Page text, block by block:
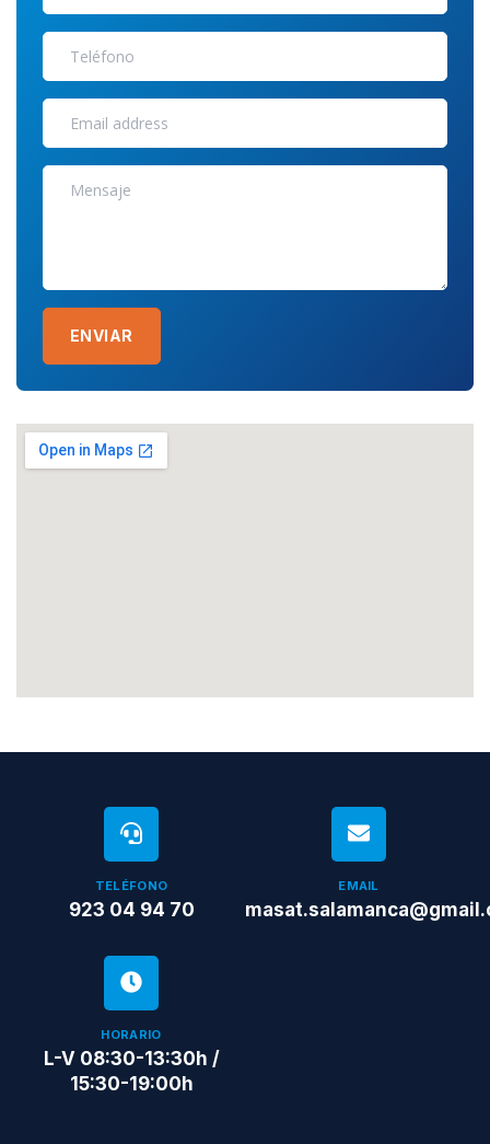
ENVIAR
TELÉFONO
923 04 94 70
EMAIL
HORARIO
L-V 08:30-13:30h /
15:30-19:00h